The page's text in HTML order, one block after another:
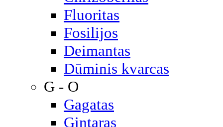
Fluoritas
Fosilijos
Deimantas
Dūminis kvarcas
G - O
Gagatas
Gintaras